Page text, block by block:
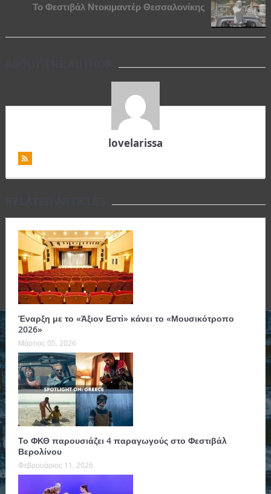
Το Φεστιβάλ Ντοκιμαντέρ Θεσσαλονίκης
lovelarissa
Έναρξη με το «Άξιον Εστί» κάνει το «Μουσικότροπο
2026»
Μάρτιος 05, 2026
Το ΦΚΘ παρουσιάζει 4 παραγωγούς στο Φεστιβάλ
Βερολίνου
Φεβρουάριος 11, 2026